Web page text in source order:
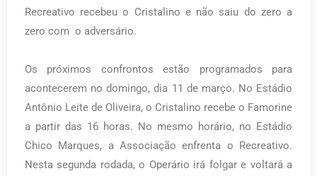
Recreativo recebeu o Cristalino e não saiu do zero a
zero com o adversário.
Os próximos confrontos estão programados para
acontecerem no domingo, dia 11 de março. No Estádio
Antônio Leite de Oliveira, o Cristalino recebe o Famorine
a partir das 16 horas. No mesmo horário, no Estádio
Chico Marques, a Associação enfrenta o Recreativo.
Nesta segunda rodada, o Operário irá folgar e voltará a